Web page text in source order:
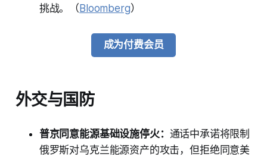
挑战。（Bloomberg）
成为付费会员
外交与国防
普京同意能源基础设施停火： 通话中承诺将限制
俄罗斯对乌克兰能源资产的攻击，但拒绝同意美